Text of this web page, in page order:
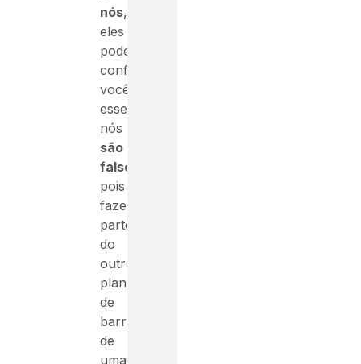
nós,
eles
podem
confundir
você,
esses
nós
são
falsos
pois
fazem
parte
do
outro
plano
de
barras
de
uma